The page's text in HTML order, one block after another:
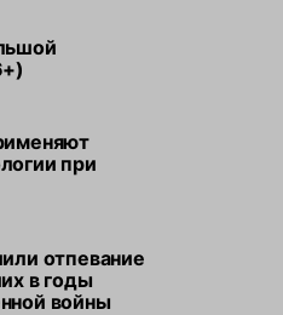
при
отпевание
в годы
войны